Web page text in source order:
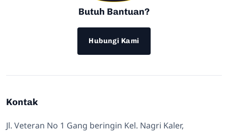
Butuh Bantuan?
Hubungi Kami
Kontak
Jl. Veteran No 1 Gang beringin Kel. Nagri Kaler,